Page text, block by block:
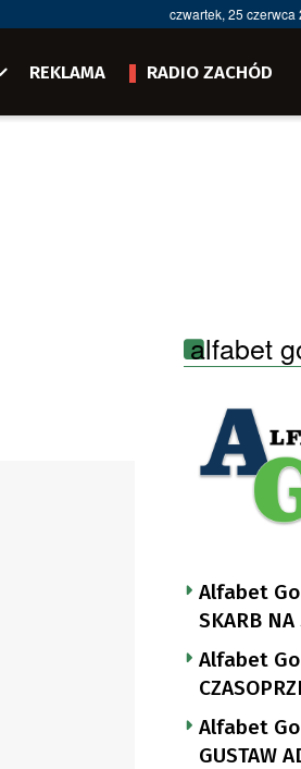
czwartek, 25 czerwca
REKLAMA RADIO ZACHÓD
alfabet
Alfabet
SKARB NA
Alfabet
NUTTGENSA
Alfabet
GUSTAW